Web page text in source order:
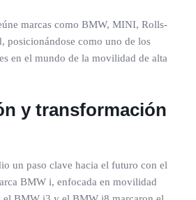
marcas como BMW, MINI, Rolls-
posicionándose como uno de los
en el mundo de la movilidad de alta
y transformación
un paso clave hacia el futuro con el
BMW i, enfocada en movilidad